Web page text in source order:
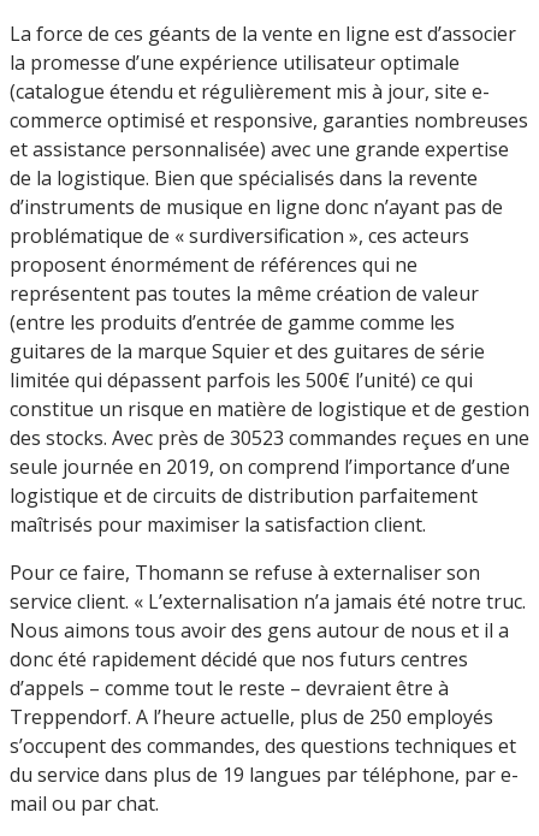
La force de ces géants de la vente en ligne est d’associer
la promesse d’une expérience utilisateur optimale
(catalogue étendu et régulièrement mis à jour, site e-
commerce optimisé et responsive, garanties nombreuses
et assistance personnalisée) avec une grande expertise
de la logistique. Bien que spécialisés dans la revente
d’instruments de musique en ligne donc n’ayant pas de
problématique de « surdiversification », ces acteurs
proposent énormément de références qui ne
représentent pas toutes la même création de valeur
(entre les produits d’entrée de gamme comme les
guitares de la marque Squier et des guitares de série
limitée qui dépassent parfois les 500€ l’unité) ce qui
constitue un risque en matière de logistique et de gestion
des stocks. Avec près de 30523 commandes reçues en une
seule journée en 2019, on comprend l’importance d’une
logistique et de circuits de distribution parfaitement
maîtrisés pour maximiser la satisfaction client.
Pour ce faire, Thomann se refuse à externaliser son
service client. « L’externalisation n’a jamais été notre truc.
Nous aimons tous avoir des gens autour de nous et il a
donc été rapidement décidé que nos futurs centres
d’appels – comme tout le reste – devraient être à
Treppendorf. A l’heure actuelle, plus de 250 employés
s’occupent des commandes, des questions techniques et
du service dans plus de 19 langues par téléphone, par e-
mail ou par chat.